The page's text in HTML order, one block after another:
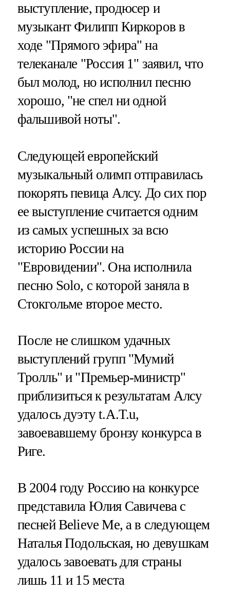
выступление, продюсер и
музыкант Филипп Киркоров в
ходе "Прямого эфира" на
телеканале "Россия 1" заявил, что
был молод, но исполнил песню
хорошо, "не спел ни одной
фальшивой ноты".
Следующей европейский
музыкальный олимп отправилась
покорять певица Алсу. До сих пор
ее выступление считается одним
из самых успешных за всю
историю России на
"Евровидении". Она исполнила
песню Solo, с которой заняла в
Стокгольме второе место.
После не слишком удачных
выступлений групп "Мумий
Тролль" и "Премьер-министр"
приблизиться к результатам Алсу
удалось дуэту t.A.T.u,
завоевавшему бронзу конкурса в
Риге.
В 2004 году Россию на конкурсе
представила Юлия Савичева с
песней Believe Me, а в следующем
Наталья Подольская, но девушкам
удалось завоевать для страны
лишь 11 и 15 места